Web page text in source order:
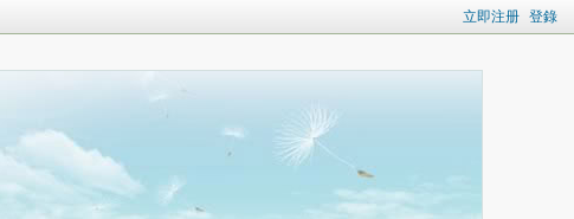
立即注册 登錄